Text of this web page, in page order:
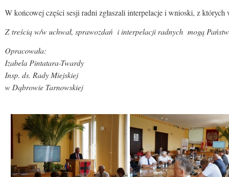
W końcowej części sesji radni zgłaszali interpelacje i wnioski, z których
Z treścią w/w uchwał, sprawozdań i interpelacji radnych mogą
Opracowała:
Izabela Pintatara-Twardy
Insp. ds. Rady Miejskiej
w Dąbrowie Tarnowskiej